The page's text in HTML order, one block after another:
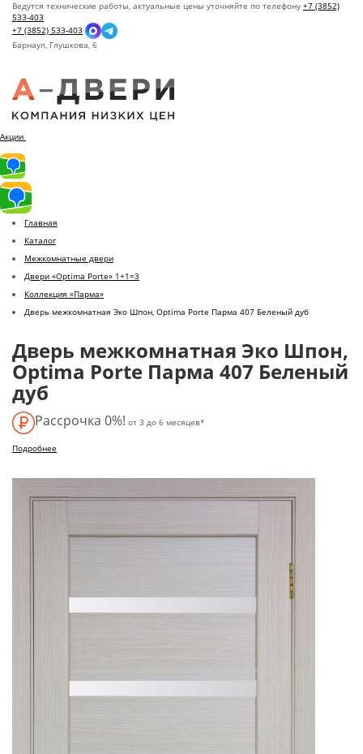
Ведутся технические работы, актуальные цены уточняйте по телефону +7 (3852)
533-403
+7 (3852) 533-403
Барнаул, Глушкова, 6
Акции
Главная
Каталог
Межкомнатные двери
Двери «Optima Porte» 1+1=3
Коллекция «Парма»
Дверь межкомнатная Эко Шпон, Optima Porte Парма 407 Беленый дуб
Дверь межкомнатная Эко Шпон,
Optima Porte Парма 407 Беленый
дуб
Рассрочка 0%! от 3 до 6 месяцев*
Подробнее